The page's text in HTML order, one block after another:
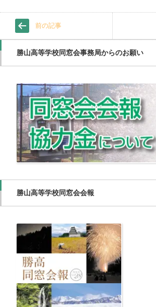
前の記事
勝山高等学校同窓会事務局からのお願い
勝山高等学校同窓会会報